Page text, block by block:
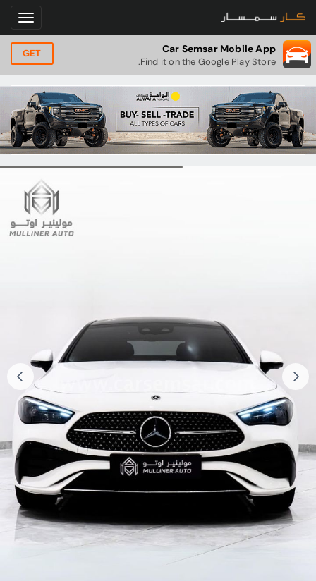
Car Semsar Mobile App
Find it on the Google Play Store.
GET